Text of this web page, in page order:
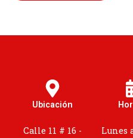
Ubicación
Calle 11 # 16 -
Lunes